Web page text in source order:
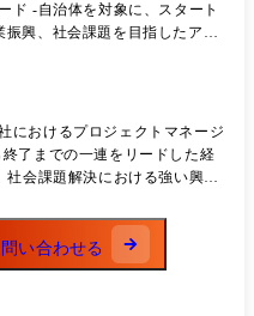
ド -自治体を対象に、スタート
興、社会課題を目指したアク
-イノベーション・エコシステ
た初期仮説の構築、論点設計、
ジェクトの進捗・課題管理、ク
ション ・プロジェクトメンバー
トアップや地域企業、大学研究
成に向けた社内トレーニングの
におけるプロジェクトマネージ
了までの一連をリードした経
社会課題解決における強い興
問い合わせる